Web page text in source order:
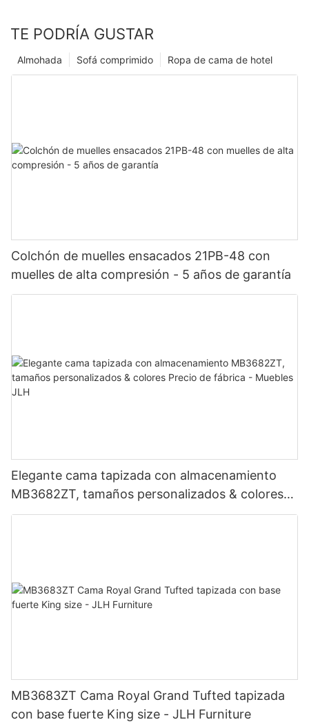
TE PODRÍA GUSTAR
Ropa de cama de hotel
Sofá comprimido
Almohada
Colchón de muelles ensacados 21PB-48 con
muelles de alta compresión - 5 años de garantía
Elegante cama tapizada con almacenamiento
MB3682ZT, tamaños personalizados & colores
Precio de fábrica - Muebles JLH
MB3683ZT Cama Royal Grand Tufted tapizada
con base fuerte King size - JLH Furniture